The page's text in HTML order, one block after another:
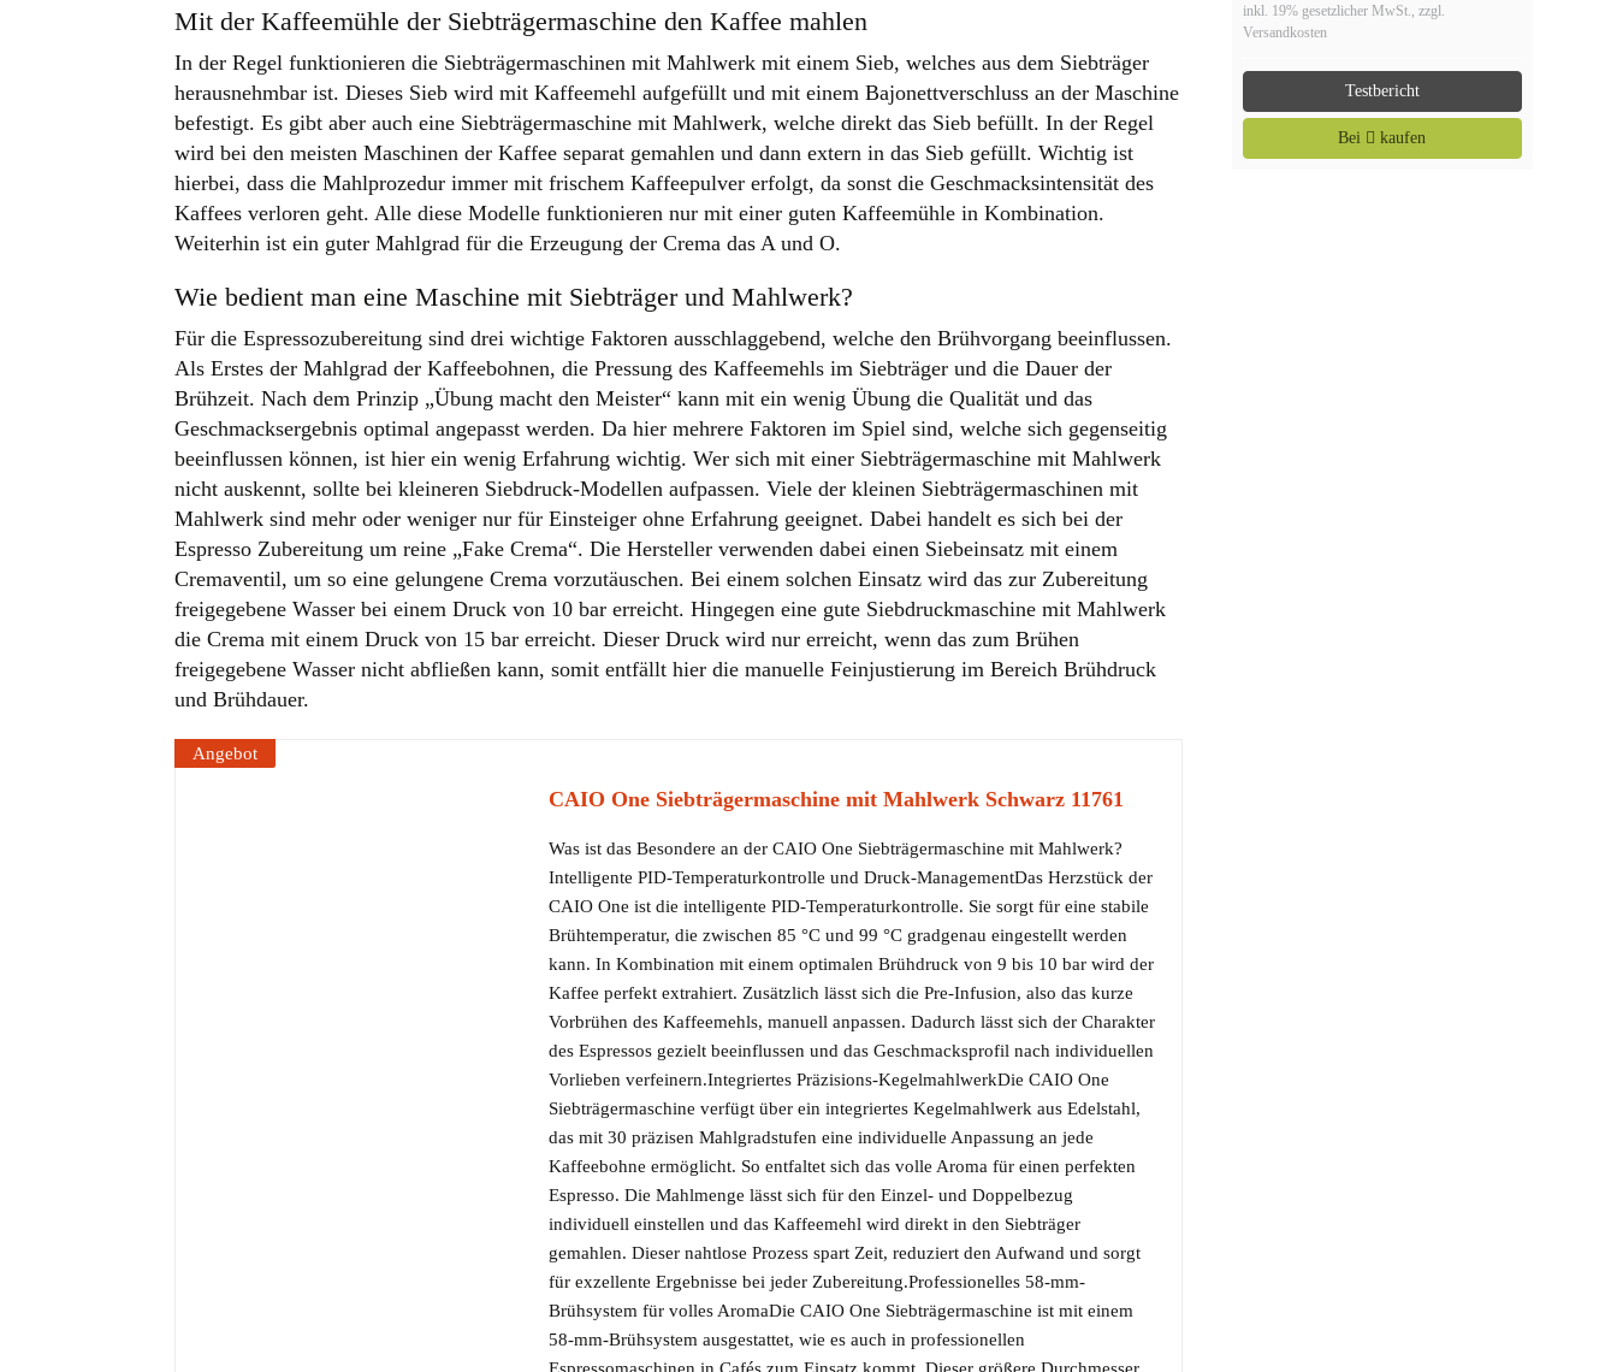
Mit der Kaffeemühle der Siebträgermaschine den Kaffee mahlen
In der Regel funktionieren die Siebträgermaschinen mit Mahlwerk mit einem Sieb, welches aus dem Siebträger
herausnehmbar ist. Dieses Sieb wird mit Kaffeemehl aufgefüllt und mit einem Bajonettverschluss an der Maschine
befestigt. Es gibt aber auch eine Siebträgermaschine mit Mahlwerk, welche direkt das Sieb befüllt. In der Regel
wird bei den meisten Maschinen der Kaffee separat gemahlen und dann extern in das Sieb gefüllt. Wichtig ist
hierbei, dass die Mahlprozedur immer mit frischem Kaffeepulver erfolgt, da sonst die Geschmacksintensität des
Kaffees verloren geht. Alle diese Modelle funktionieren nur mit einer guten Kaffeemühle in Kombination.
Weiterhin ist ein guter Mahlgrad für die Erzeugung der Crema das A und O.
Wie bedient man eine Maschine mit Siebträger und Mahlwerk?
Für die Espressozubereitung sind drei wichtige Faktoren ausschlaggebend, welche den Brühvorgang beeinflussen.
Als Erstes der Mahlgrad der Kaffeebohnen, die Pressung des Kaffeemehls im Siebträger und die Dauer der
Brühzeit. Nach dem Prinzip „Übung macht den Meister“ kann mit ein wenig Übung die Qualität und das
Geschmacksergebnis optimal angepasst werden. Da hier mehrere Faktoren im Spiel sind, welche sich gegenseitig
beeinflussen können, ist hier ein wenig Erfahrung wichtig. Wer sich mit einer Siebträgermaschine mit Mahlwerk
nicht auskennt, sollte bei kleineren Siebdruck-Modellen aufpassen. Viele der kleinen Siebträgermaschinen mit
Mahlwerk sind mehr oder weniger nur für Einsteiger ohne Erfahrung geeignet. Dabei handelt es sich bei der
Espresso Zubereitung um reine „Fake Crema“. Die Hersteller verwenden dabei einen Siebeinsatz mit einem
Cremaventil, um so eine gelungene Crema vorzutäuschen. Bei einem solchen Einsatz wird das zur Zubereitung
freigegebene Wasser bei einem Druck von 10 bar erreicht. Hingegen eine gute Siebdruckmaschine mit Mahlwerk
die Crema mit einem Druck von 15 bar erreicht. Dieser Druck wird nur erreicht, wenn das zum Brühen
freigegebene Wasser nicht abfließen kann, somit entfällt hier die manuelle Feinjustierung im Bereich Brühdruck
und Brühdauer.
Angebot
CAIO One Siebträgermaschine mit Mahlwerk Schwarz 11761
Was ist das Besondere an der CAIO One Siebträgermaschine mit Mahlwerk?
Intelligente PID-Temperaturkontrolle und Druck-ManagementDas Herzstück der
CAIO One ist die intelligente PID-Temperaturkontrolle. Sie sorgt für eine stabile
Brühtemperatur, die zwischen 85 °C und 99 °C gradgenau eingestellt werden
kann. In Kombination mit einem optimalen Brühdruck von 9 bis 10 bar wird der
Kaffee perfekt extrahiert. Zusätzlich lässt sich die Pre-Infusion, also das kurze
Vorbrühen des Kaffeemehls, manuell anpassen. Dadurch lässt sich der Charakter
des Espressos gezielt beeinflussen und das Geschmacksprofil nach individuellen
Vorlieben verfeinern.Integriertes Präzisions-KegelmahlwerkDie CAIO One
Siebträgermaschine verfügt über ein integriertes Kegelmahlwerk aus Edelstahl,
das mit 30 präzisen Mahlgradstufen eine individuelle Anpassung an jede
Kaffeebohne ermöglicht. So entfaltet sich das volle Aroma für einen perfekten
Espresso. Die Mahlmenge lässt sich für den Einzel- und Doppelbezug
individuell einstellen und das Kaffeemehl wird direkt in den Siebträger
gemahlen. Dieser nahtlose Prozess spart Zeit, reduziert den Aufwand und sorgt
für exzellente Ergebnisse bei jeder Zubereitung.Professionelles 58-mm-
Brühsystem für volles AromaDie CAIO One Siebträgermaschine ist mit einem
58-mm-Brühsystem ausgestattet, wie es auch in professionellen
Espressomaschinen in Cafés zum Einsatz kommt. Dieser größere Durchmesser
inkl. 19% gesetzlicher MwSt., zzgl.
Versandkosten
Testbericht
Bei kaufen